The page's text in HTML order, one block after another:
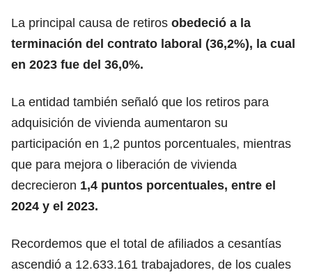
La principal causa de retiros obedeció a la
terminación del contrato laboral (36,2%), la cual
en 2023 fue del 36,0%.
La entidad también señaló que los retiros para
adquisición de vivienda aumentaron su
participación en 1,2 puntos porcentuales, mientras
que para mejora o liberación de vivienda
decrecieron 1,4 puntos porcentuales, entre el
2024 y el 2023.
Recordemos que el total de afiliados a cesantías
ascendió a 12.633.161 trabajadores, de los cuales